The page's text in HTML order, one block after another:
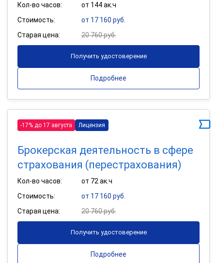
Кол-во часов:
от 144 ак.ч
Стоимость:
от 17 160 руб.
Старая цена:
20 760 руб.
Получить удостоверение
Подробнее
-17% до 17 августа Лицензия
Брокерская деятельность в сфере
страхования (перестрахования)
Кол-во часов:
от 72 ак.ч
Стоимость:
от 17 160 руб.
Старая цена:
20 760 руб.
Получить удостоверение
Подробнее